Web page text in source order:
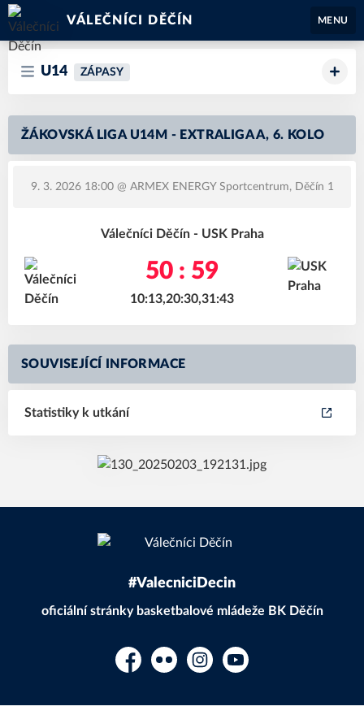
VÁLEČNÍCI DĚČÍN MENU
U14 ZÁPASY
ŽÁKOVSKÁ LIGA U14M - EXTRALIGA A, 6. KOLO
9. 3. 2026 18:00@ ARMEX ENERGY Sportcentrum, Děčín 1
Válečníci Děčín - USK Praha
50 : 59
10:13,20:30,31:43
SOUVISEJÍCÍ INFORMACE
Statistiky k utkání
#ValecniciDecin
oficiální stránky basketbalové mládeže BK Děčín
FacebookFlickr InstagramYouTube